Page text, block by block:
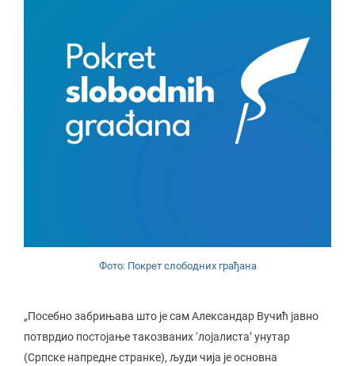
Фото: Покрет слободних грађана
„Посебно забрињава што је сам Александар Вучић јавно
потврдио постојање такозваних ‘лојалиста’ унутар
(Српске напредне странке), људи чија је основна